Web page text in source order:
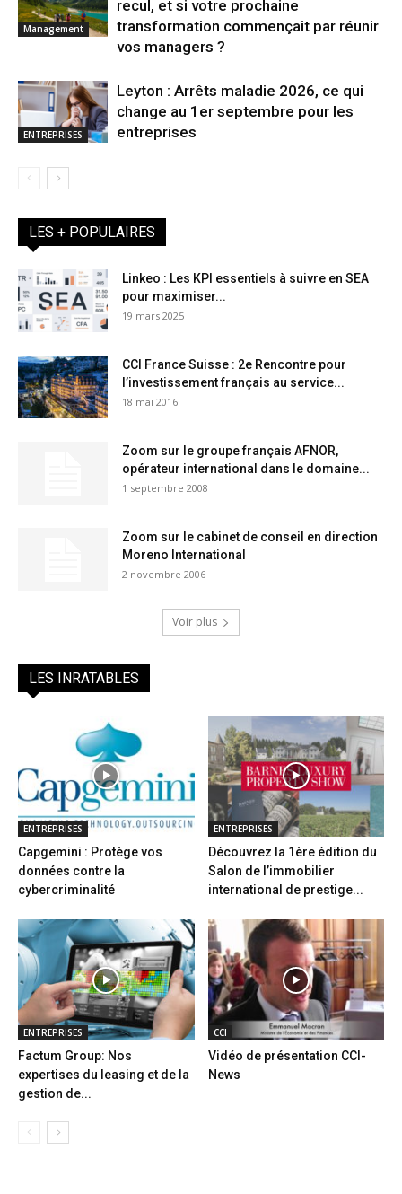
Management
recul, et si votre prochaine
transformation commençait par réunir
vos managers ?
ENTREPRISES
Leyton : Arrêts maladie 2026, ce qui
change au 1er septembre pour les
entreprises
LES + POPULAIRES
Linkeo : Les KPI essentiels à suivre en SEA
pour maximiser...
19 mars 2025
CCI France Suisse : 2e Rencontre pour
l’investissement français au service...
18 mai 2016
Zoom sur le groupe français AFNOR,
opérateur international dans le domaine...
1 septembre 2008
Zoom sur le cabinet de conseil en direction
Moreno International
2 novembre 2006
Voir plus
LES INRATABLES
ENTREPRISES
Capgemini : Protège vos
données contre la
cybercriminalité
ENTREPRISES
Découvrez la 1ère édition du
Salon de l’immobilier
international de prestige...
ENTREPRISES
Factum Group: Nos
expertises du leasing et de la
gestion de...
CCI
Vidéo de présentation CCI-
News